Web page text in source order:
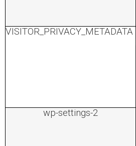
VISITOR_PRIVACY_METADATA
wp-settings-2